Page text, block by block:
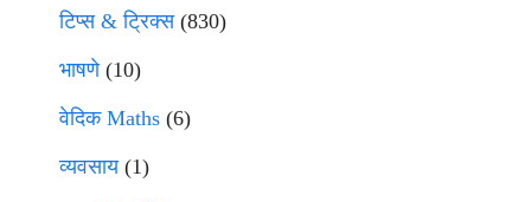
टिप्स & ट्रिक्स(830)
भाषणे(10)
वेदिक Maths (6)
व्यवसाय(1)